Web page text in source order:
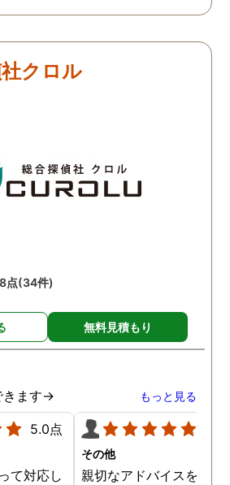
お願いさ
パターン
したが、
、急なお
手配して
の証拠を
ドバイス
信頼出来
だと、あ
た。 事務
になった
方書かせ
ありがと
クロル
点(34件)
無料見積もり
きます→ もっと見る
5.0点
て対応し
その他
親切なアドバイスを頂き